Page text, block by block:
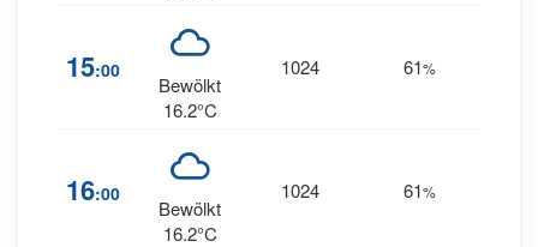
15:00
Bewölkt
16.2°C
1024 61%
16:00
Bewölkt
16.2°C
1024 61%